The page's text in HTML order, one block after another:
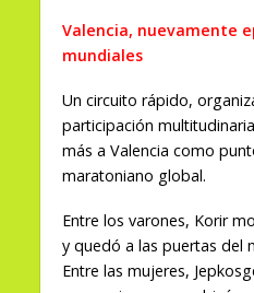
Valencia, nuevamente
mundiales
Un circuito rápido,
participación
más a Valencia como
maratoniano global.
Entre los varones, Korir
y quedó a las puertas del
Entre las mujeres,